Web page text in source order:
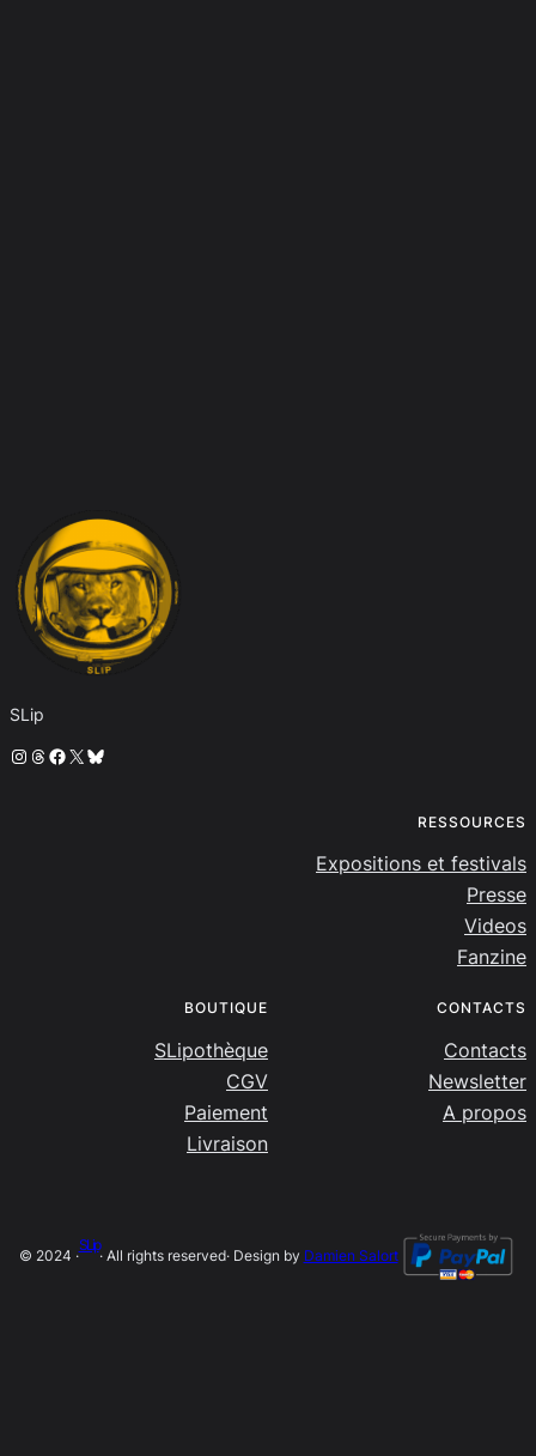
SLip
Instagram
Threads
Facebook
X Bluesky
RESSOURCES
Expositions et festivals
Presse
Videos
Fanzine
BOUTIQUE
SLipothèque
CGV
Paiement
Livraison
CONTACTS
Contacts
Newsletter
A propos
© 2024 ·
SLip
· All rights reserved· Design by Damien Salort